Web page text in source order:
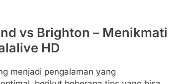
vs Brighton – Menikmati
HD
menjadi pengalaman yang